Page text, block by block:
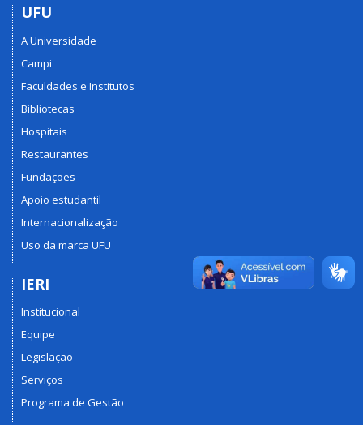
UFU
A Universidade
Campi
Faculdades e Institutos
Bibliotecas
Hospitais
Restaurantes
Fundações
Apoio estudantil
Internacionalização
Uso da marca UFU
IERI
Institucional
Equipe
Legislação
Serviços
Programa de Gestão